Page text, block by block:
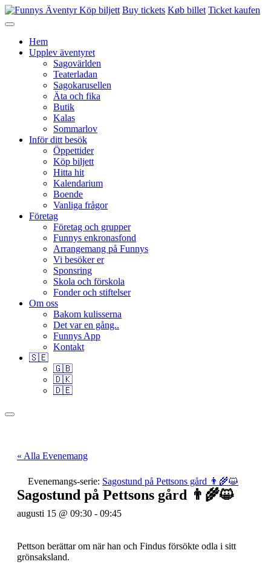
Köp biljett Buy tickets Køb billet Ticket kaufen
Hem
Upplev äventyret
Sagovärlden
Teaterladan
Sagokarusellen
Äta och fika
Butik
Kalas
Sommarlov
Inför ditt besök
Öppettider
Köp biljett
Hitta hit
Kalendarium
Boende
Vanliga frågor
Företag
Företag och grupper
Funnys enkronasfond
Arrangemang på Funnys
Vi besöker er
Sponsring
Skola och förskola
Fonder och stiftelser
Om oss
Bakom kulisserna
Det var en gång..
Funnys App
Kontakt
🇸🇪
🇬🇧
🇩🇰
🇩🇪
« Alla Evenemang
Evenemangs-serie: Sagostund på Pettsons gård 👨‍🌾😺
Sagostund på Pettsons gård 👨‍🌾😺
augusti 15 @ 09:30 - 09:45
Pettson berättar om när han och Findus försökte odla i sitt
grönsaksland.